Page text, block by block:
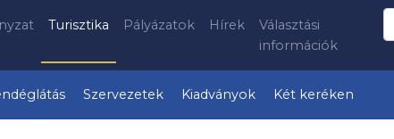
Turisztika Pályázatok Hírek
Választási
információk
Szervezetek Kiadványok Két keréken